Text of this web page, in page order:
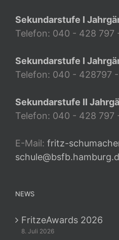
Sekundarstufe I
Telefon: 040 - 428 797
Sekundarstufe I
Telefon: 040 - 428797
Sekundarstufe II
Telefon: 040 - 428 797
E-Mail: fritz-
NEWS
FritzeAwards 2026
8. Juli 2026